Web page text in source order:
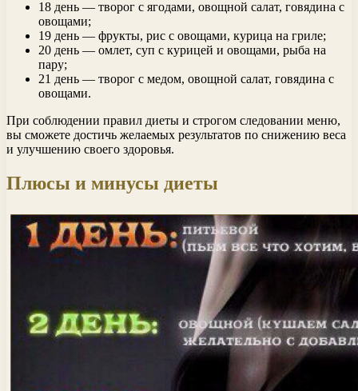
18 день — творог с ягодами, овощной салат, говядина с
овощами;
19 день — фрукты, рис с овощами, курица на гриле;
20 день — омлет, суп с курицей и овощами, рыба на
пару;
21 день — творог с медом, овощной салат, говядина с
овощами.
При соблюдении правил диеты и строгом следовании меню,
вы сможете достичь желаемых результатов по снижению веса
и улучшению своего здоровья.
Плюсы и минусы диеты